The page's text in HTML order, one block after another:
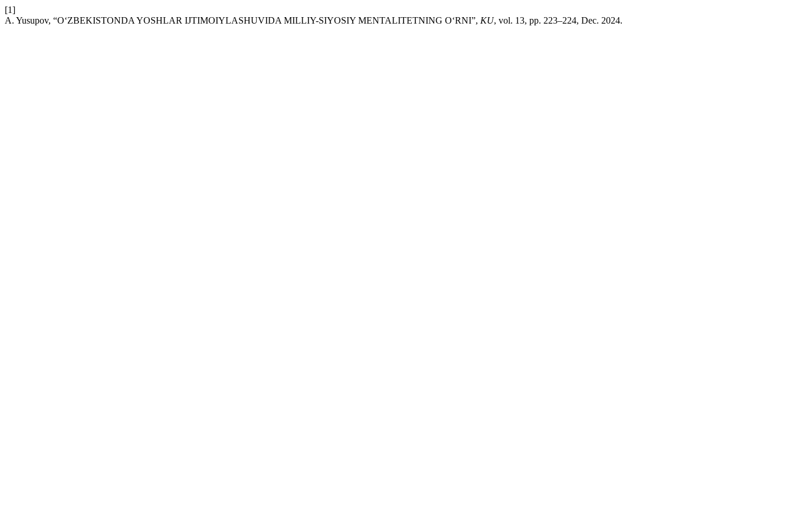
[1]
A. Yusupov, “O‘ZBEKISTONDA YOSHLAR IJTIMOIYLASHUVIDA MILLIY-SIYOSIY MENTALITETNING O‘RNI”, KU, vol. 13, pp. 223–224, Dec. 2024.